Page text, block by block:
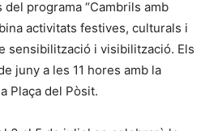
programa “Cambrils amb
activitats festives, culturals i
sensibilització i visibilització. Els
juny a les 11 hores amb la
Plaça del Pòsit.